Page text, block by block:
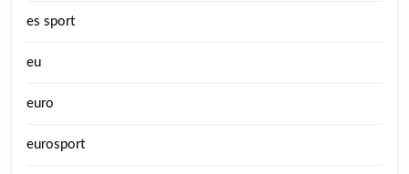
es sport
eu
euro
eurosport